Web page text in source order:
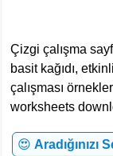
Çizgi çalışma
basit kağıdı,
çalışması
worksheets
😍 Aradığınızı